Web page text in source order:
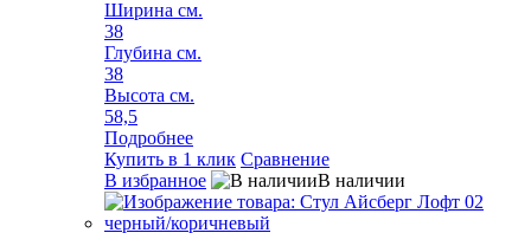
Ширина см.
38
Глубина см.
38
Высота см.
58,5
Подробнее
Купить в 1 клик Сравнение
В избранное
В наличии